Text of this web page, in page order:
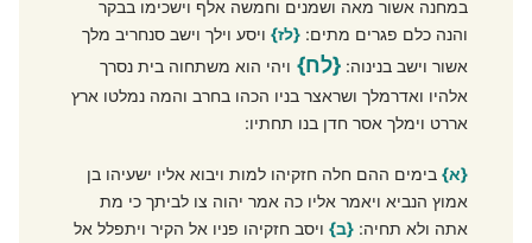
במחנה אשור מאה ושמנים וחמשה אלף וישכימו בבקר
והנה כלם פגרים מתים:{לז} ויסע וילך וישב סנחריב מלך
אשור וישב בנינוה:{לח} ויהי הוא משתחוה בית נסרך
אלהיו ואדרמלך ושראצר בניו הכהו בחרב והמה נמלטו ארץ
אררט וימלך אסר חדן בנו תחתיו:
{א} בימים ההם חלה חזקיהו למות ויבוא אליו ישעיהו בן
אמוץ הנביא ויאמר אליו כה אמר יהוה צו לביתך כי מת
אתה ולא תחיה:{ב} ויסב חזקיהו פניו אל הקיר ויתפלל אל